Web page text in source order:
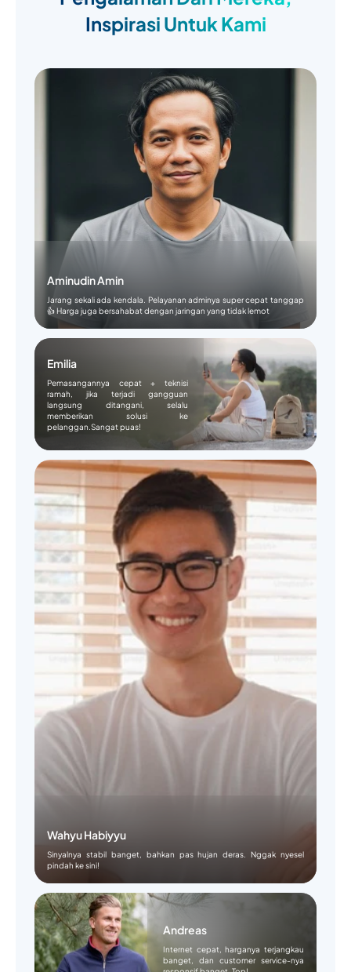
Inspirasi Untuk Kami
Aminudin Amin
Jarang sekali ada kendala. Pelayanan adminya super cepat tanggap
👍 Harga juga bersahabat dengan jaringan yang tidak lemot
Emilia
Pemasangannya cepat + teknisi
ramah, jika terjadi gangguan
langsung ditangani, selalu
memberikan solusi ke
pelanggan.Sangat puas!
Wahyu Habiyyu
Sinyalnya stabil banget, bahkan pas hujan deras. Nggak nyesel
pindah ke sini!
Andreas
Internet cepat, harganya terjangkau
banget, dan customer service-nya